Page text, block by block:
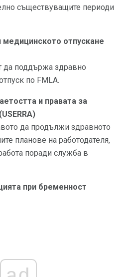
съществуващите периоди
отпускане
да поддържа здравно
по FMLA.
и правата за
да продължи здравното
планове на работодателя,
поради служба в
при бременност